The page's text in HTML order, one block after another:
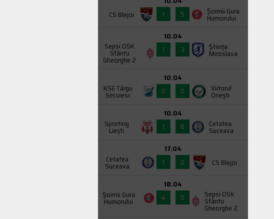
CS Blejoi
1
5 Şoimii Gura
Humorului
Sepsi OSK
Sfântu
Gheorghe 2
10.04
1
3 Știința
Miroslava
KSE Târgu
Secuiesc
10.04
0
0 Viitorul
Onești
Sporting
Liești
10.04
1
6 Cetatea
Suceava
Cetatea
Suceava
17.04
1
0 CS Blejoi
Şoimii Gura
Humorului
18.04
4
0 Sepsi OSK
Sfântu
Gheorghe 2